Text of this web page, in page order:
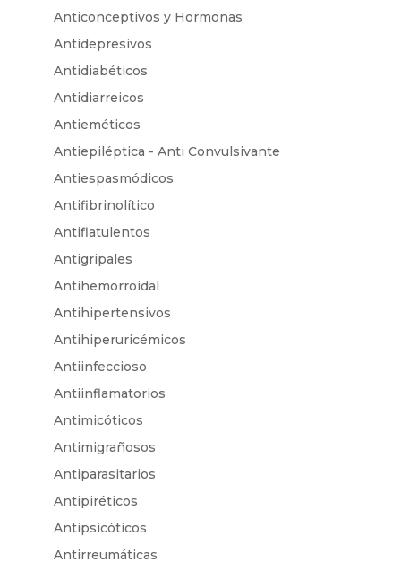
Anticonceptivos y Hormonas
Antidepresivos
Antidiabéticos
Antidiarreicos
Antieméticos
Antiepiléptica - Anti Convulsivante
Antiespasmódicos
Antifibrinolítico
Antiflatulentos
Antigripales
Antihemorroidal
Antihipertensivos
Antihiperuricémicos
Antiinfeccioso
Antiinflamatorios
Antimicóticos
Antimigrañosos
Antiparasitarios
Antipiréticos
Antipsicóticos
Antirreumáticas